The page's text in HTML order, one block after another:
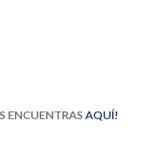
ENCUENTRAS AQUÍ!